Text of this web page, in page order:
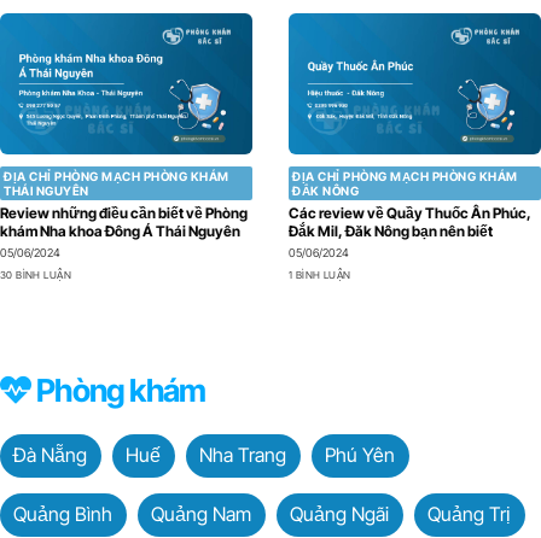
ĐỊA CHỈ PHÒNG MẠCH PHÒNG KHÁM
THÁI NGUYÊN
Review những điều cần biết về Phòng
khám Nha khoa Đông Á Thái Nguyên
05/06/2024
30 BÌNH LUẬN
ĐỊA CHỈ PHÒNG MẠCH PHÒNG KHÁM
ĐẮK NÔNG
Các review về Quầy Thuốc Ân Phúc,
Đắk Mil, Đăk Nông bạn nên biết
05/06/2024
1 BÌNH LUẬN
Phòng khám
Đà Nẵng Huế Nha Trang Phú Yên
Quảng Bình Quảng Nam Quảng Ngãi Quảng Trị